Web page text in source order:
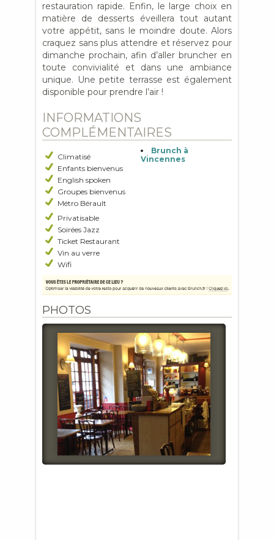
restauration rapide. Enfin, le large choix en
matière de desserts éveillera tout autant
votre appétit, sans le moindre doute. Alors
craquez sans plus attendre et réservez pour
dimanche prochain, afin d’aller bruncher en
toute convivialité et dans une ambiance
unique. Une petite terrasse est également
disponible pour prendre l’air !
INFORMATIONS
COMPLÉMENTAIRES
Climatisé
Enfants bienvenus
English spoken
Groupes bienvenus
Métro Bérault
Privatisable
Soirées Jazz
Ticket Restaurant
Vin au verre
Wifi
Brunch à
Vincennes
PHOTOS